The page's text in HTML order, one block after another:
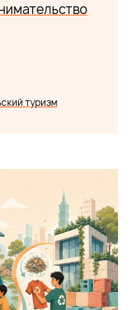
туризм